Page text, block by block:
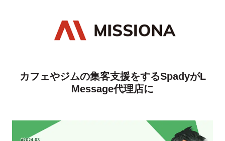
カフェやジムの集客支援をするSpadyがL
Message代理店に